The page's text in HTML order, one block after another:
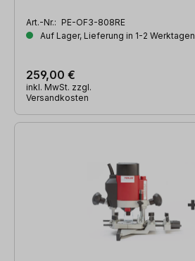
Art.-Nr.: PE-OF3-808RE
Auf Lager, Lieferung in 1-2 Werktagen
259,00 €
inkl. MwSt. zzgl.
Versandkosten